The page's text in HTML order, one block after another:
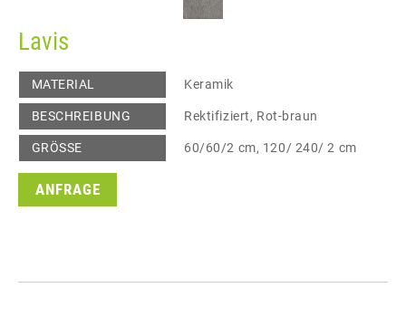
Lavis
MATERIAL Keramik
BESCHREIBUNG Rektifiziert, Rot-braun
GRÖSSE 60/60/2 cm, 120/ 240/ 2 cm
ANFRAGE